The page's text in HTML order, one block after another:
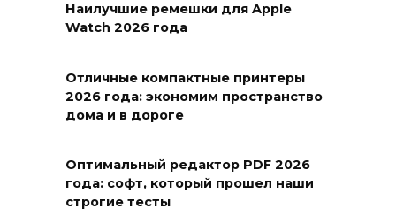
Наилучшие ремешки для Apple
Watch 2026 года
Отличные компактные принтеры
2026 года: экономим пространство
дома и в дороге
Оптимальный редактор PDF 2026
года: софт, который прошел наши
строгие тесты